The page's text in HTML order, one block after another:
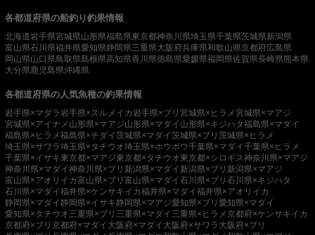
各都道府県の船釣り釣果情報
北海道岩手県宮城県山形県福島県東京都神奈川県埼玉県千葉県茨城県新潟県
富山県石川県福井県愛知県静岡県三重県大阪府兵庫県和歌山県京都府広島県
岡山県山口県鳥取県島根県高知県香川県徳島県愛媛県福岡県佐賀県長崎県熊本県
大分県鹿児島県沖縄県
各都道府県の人気魚種の釣果情報
岩手県×マダラ岩手県×スルメイカ岩手県×ブリ 宮城県×ヒラメ宮城県×マアジ
宮城県×アイナメ 山形県×マアジ山形県×マダイ 山形県×キジハタ福島県×マダイ
福島県×ヒラメ福島県×チダイ茨城県×マダイ茨城県×ブリ 茨城県×ヒラメ
埼玉県×サワラ埼玉県×タチウオ埼玉県×ホウボウ千葉県×マダイ千葉県×ヒラメ
千葉県×イサキ東京都×マアジ東京都×タチウオ東京都×シロギス神奈川県×マアジ
神奈川県×マダイ神奈川県×ブリ 新潟県×マダイ 新潟県×ブリ 新潟県×マアジ
富山県×アオリイカ富山県×ブリ 富山県×マダイ石川県×ブリ 石川県×キジハタ
石川県×マダイ福井県×ケンサキイカ福井県×マダイ福井県×アオリイカ
静岡県×マダイ 静岡県×イサキ静岡県×マアジ愛知県×ブリ 愛知県×マダイ
愛知県×タチウオ三重県×ブリ 三重県×マダイ 三重県×ヒラメ京都府×ケンサキイカ
京都府×ブリ 京都府×マダイ 大阪府×マダイ 大阪府×サワラ 大阪府×ブリ